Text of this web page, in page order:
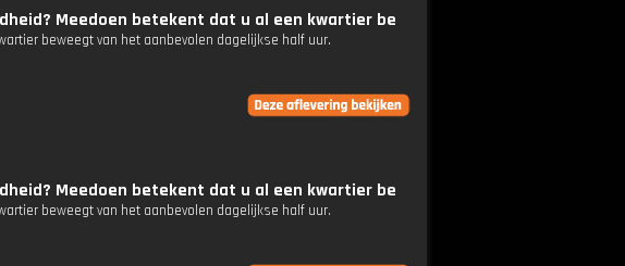
Meedoen betekent dat u al een kwartier be
beweegt van het aanbevolen dagelijkse half uur.
Meedoen betekent dat u al een kwartier be
beweegt van het aanbevolen dagelijkse half uur.